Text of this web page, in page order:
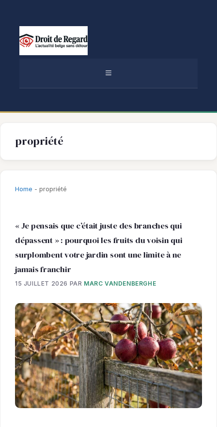
MENU
propriété
Home - propriété
« Je pensais que c’était juste des branches qui
dépassent » : pourquoi les fruits du voisin qui
surplombent votre jardin sont une limite à ne
jamais franchir
15 JUILLET 2026 PAR MARC VANDENBERGHE